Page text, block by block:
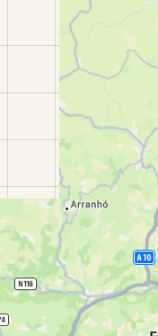
с Google
с Facebook
с имейл